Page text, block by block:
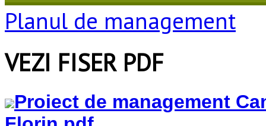
Planul de management
VEZI FISER PDF
Proiect de management